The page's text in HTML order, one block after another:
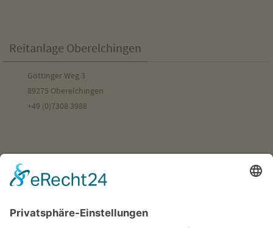
Reitanlage Oberelchingen
Göttinger Weg 3
89275 Oberelchingen
+49 (0)7308 3988
Familie Meinecke